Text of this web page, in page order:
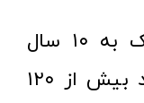
فروشگاه آنلاین ابزار و تجهیزات صنعتی کولیس با افتخار نزدیک به ۱۰ سال
فعالیت در عرصه ابزارآلات و کالاهای صنعتی توانسته مورد اعتماد بیش از ۱۲۰